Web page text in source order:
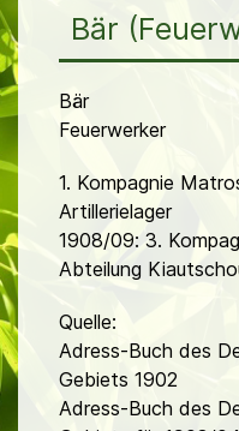
Bär
Bär
Feuerwerker
1. Kompagnie
Artillerielager
1908/09: 3.
Abteilung
Quelle:
Adress-Buch des
Gebiets 1902
Adress-Buch des